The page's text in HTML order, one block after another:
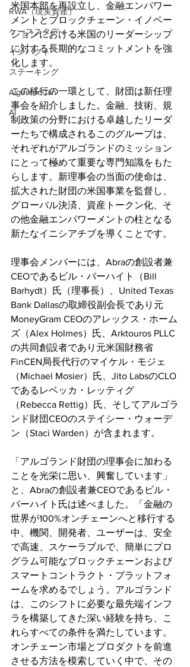
RWA（現実資産）
ケーススタディ
インパクト
ステーキング
AlgorandCan
AI
米国本部を再設立し、金融エンパワー
メントとブロックチェーン・イノベー
ションにおける米国のリーダーシップ
に対する長期的なコミットメントを強
化します。
この移行の一環として、財団は新任理
事会を紹介しました。金融、技術、規
制政策の分野における卓越したリーダ
ーたちで構成されるこのグループは、
それぞれがアルゴランドのミッション
にとって極めて重要な専門知識をもた
らします。新理事会の当面の使命は、
拡大された財団の米国事業を監督し、
グローバル決済、資産トークン化、そ
の他金融エンパワーメントの柱となる
新たなイニシアチブを導くことです。
理事会メンバーには、Abraの創設者兼
CEOであるビル・バーハイト（Bill
Barhydt）氏（理事長）、United Texas
Bank Dallasの取締役副会長であり元
MoneyGram CEOのアレックス・ホーム
ズ（Alex Holmes）氏、Arktouros PLLC
の共同創設者であり元米国財務省
FinCEN局長代行のマイケル・モジェ
（Michael Mosier）氏、Jito LabsのCLO
であるレベッカ・レッティグ
（Rebecca Rettig）氏、そしてアルゴラ
ンド財団CEOのステイシー・ウォーデ
ン（Staci Warden）が含まれます。
「アルゴランド財団の理事会に加わる
ことを光栄に思い、興奮しています」
と、Abraの創設者兼CEOであるビル・
バーハイト氏は述べました。「金融の
世界が100%オンチェーンへと移行する
中、機関、開発者、ユーザーは、安全
で高速、スケーラブルで、簡単にプロ
グラム可能なブロックチェーンおよび
スマートコントラクト・プラットフォ
ームを求めるでしょう。アルゴランド
は、このシフトに必要な最先端インフ
ラを構築してきた深い経験を持ち、こ
れらすべての条件を満たしています。
オンチェーン市場とプロダクトを前進
させる方法を模索していく中で、その